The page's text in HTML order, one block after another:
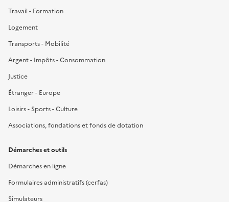
Travail - Formation
Logement
Transports - Mobilité
Argent - Impôts - Consommation
Justice
Étranger - Europe
Loisirs - Sports - Culture
Associations, fondations et fonds de dotation
Démarches et outils
Démarches en ligne
Formulaires administratifs (cerfas)
Simulateurs